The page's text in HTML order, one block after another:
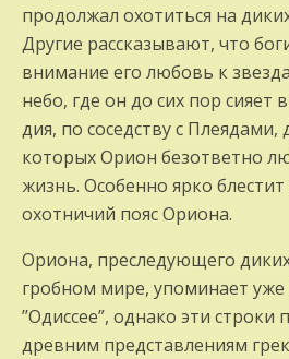
продолжал охотиться на
Другие рассказыва­ют, что
внимание его лю­бовь к
небо, где он до сих пор сияет
дия, по соседству с
которых Орион безответно
жизнь. Особенно ярко
охотничий пояс Ориона.
Ориона, преследующего
гробном мире, упоминает
’’Одиссее”, однако эти
древним представлениям